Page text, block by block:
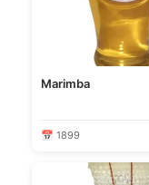
Marimba
📅 1899